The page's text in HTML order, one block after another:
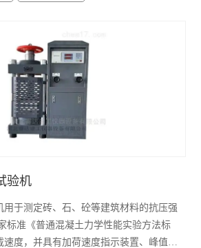
验机
用于测定砖、石、砼等建筑材料的抗压强
标准《普通混凝土力学性能实验方法标
速度，并具有加荷速度指示装置、峰值保